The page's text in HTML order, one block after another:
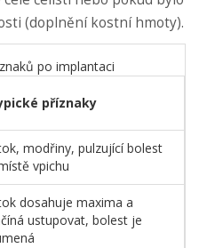
(doplnění kostní hmoty).
po implantaci
příznaky
modřiny, pulzující bolest
vpichu
dosahuje maxima a
ustupovat, bolest je